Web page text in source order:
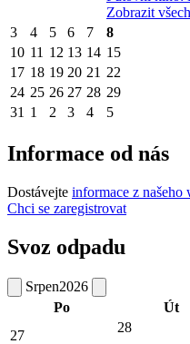
Zobrazit
3
4 5 6 7 8
10 11 12 13 14 15
17 18 19 20 21 22
24 25 26 27 28 29
31 1 2 3 4 5
Informace od nás
Dostávejte informace z našeho
Chci se zaregistrovat
Svoz odpadu
Srpen2026
Po
Út
27
28